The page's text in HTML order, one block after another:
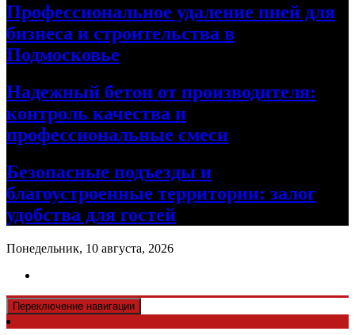
Профессиональное удаление пней для
бизнеса и строительства в
Подмосковье
Надежный бетон от производителя:
контроль качества и
профессиональные смеси
Безопасные подъезды и
благоустроенные территории: залог
удобства для гостей
Понедельник, 10 августа, 2026
Переключение навигации